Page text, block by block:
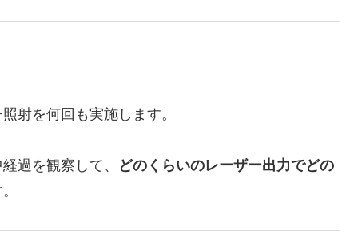
射を何回も実施します。
過を観察して、
どのくらいのレーザー出力でどの